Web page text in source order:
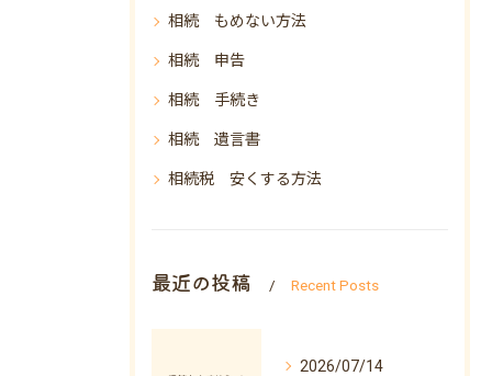
相続 もめない方法
相続 申告
相続 手続き
相続 遺言書
相続税 安くする方法
最近の投稿 Recent Posts
2026/07/14